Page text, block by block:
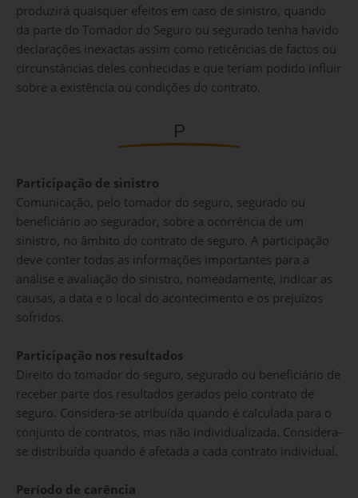
produzirá quaisquer efeitos em caso de sinistro, quando
da parte do Tomador do Seguro ou segurado tenha havido
declarações inexactas assim como reticências de factos ou
circunstâncias deles conhecidas e que teriam podido influir
sobre a existência ou condições do contrato.
P
Participação de sinistro
Comunicação, pelo tomador do seguro, segurado ou
beneficiário ao segurador, sobre a ocorrência de um
sinistro, no âmbito do contrato de seguro. A participação
deve conter todas as informações importantes para a
análise e avaliação do sinistro, nomeadamente, indicar as
causas, a data e o local do acontecimento e os prejuízos
sofridos.
Participação nos resultados
Direito do tomador do seguro, segurado ou beneficiário de
receber parte dos resultados gerados pelo contrato de
seguro. Considera-se atribuída quando é calculada para o
conjunto de contratos, mas não individualizada. Considera-
se distribuída quando é afetada a cada contrato individual.
Período de carência